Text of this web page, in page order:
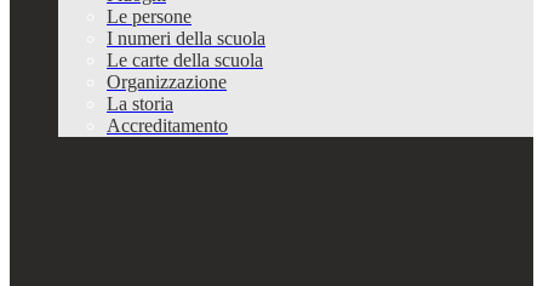
Le persone
I numeri della scuola
Le carte della scuola
Organizzazione
La storia
Accreditamento